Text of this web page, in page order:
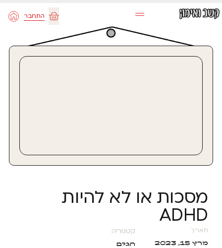
דילוג
לתוכן
עגלת
קניות
התחבר
מסכות או לא להיות
ADHD
תאריך
מרץ 15, 2023
קטגוריה
חגים